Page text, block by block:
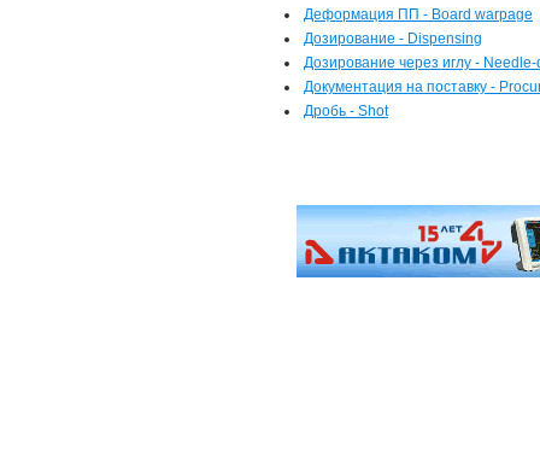
Деформация ПП - Board warpage
Дозирование - Dispensing
Дозирование через иглу -
Документация на поставку -
Дробь - Shot